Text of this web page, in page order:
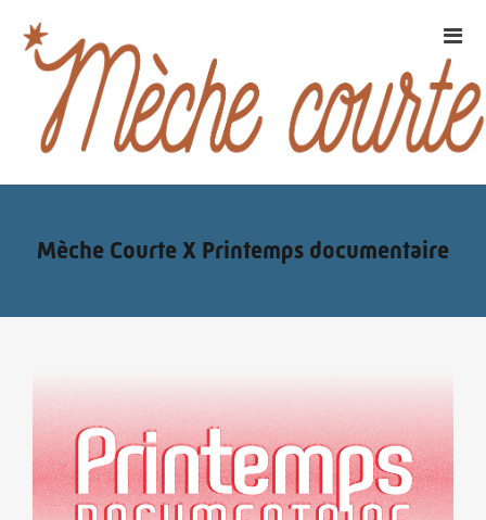
Mèche Courte X Printemps documentaire